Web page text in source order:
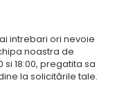
intrebari ori nevoie
noastra de
18:00, pregatita sa
la solicitările tale.